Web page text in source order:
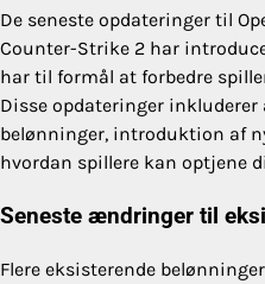
De seneste opdateringer til
Counter-Strike 2 har
har til formål at forbedre
Disse opdateringer
belønninger, introduktion af
hvordan spillere kan optjene
Seneste ændringer til
Flere eksisterende